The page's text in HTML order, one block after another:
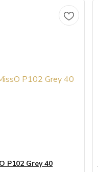
P102 Grey 40